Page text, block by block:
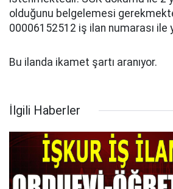
olduğunu belgelemesi
00006152512 iş ilan numarası ile
Bu ilanda ikamet şartı aranıyor.
İlgili Haberler